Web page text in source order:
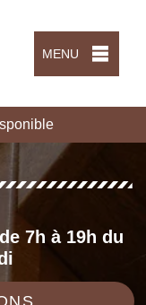
MENU
7h à 19h du